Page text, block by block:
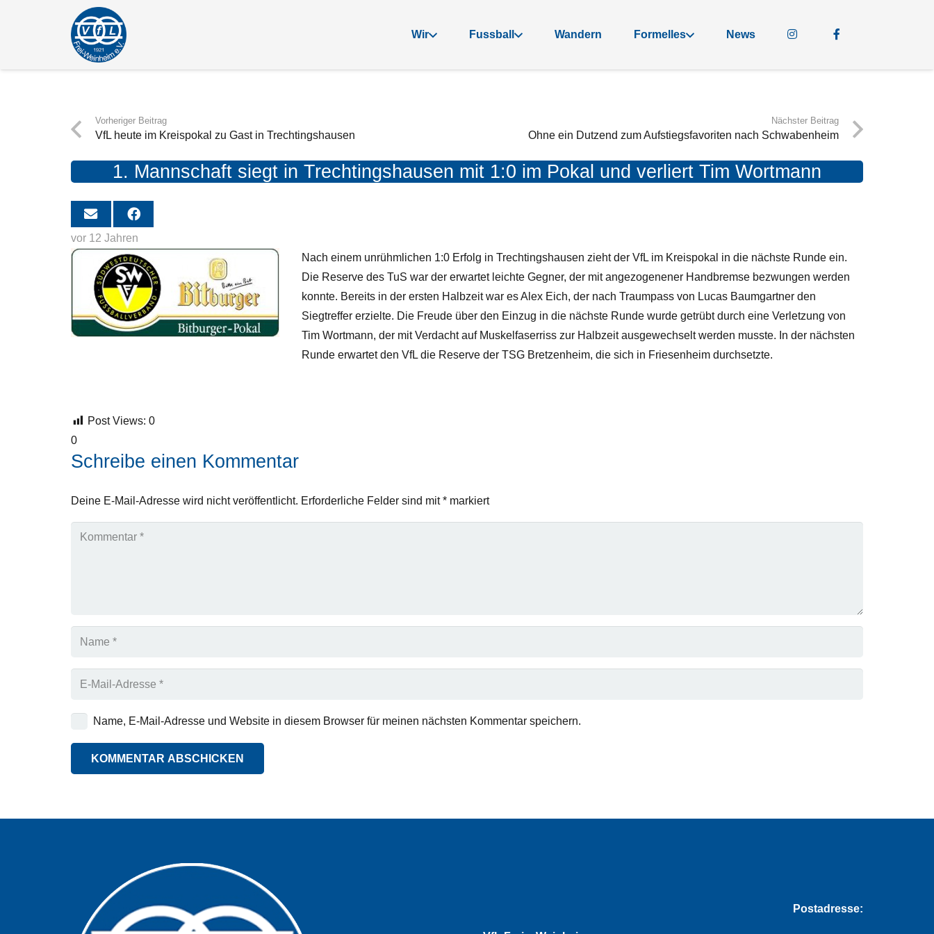
Wir Fussball Wandern Formelles News
Vorheriger Beitrag
VfL heute im Kreispokal zu Gast in Trechtingshausen
Nächster Beitrag
Ohne ein Dutzend zum Aufstiegsfavoriten nach Schwabenheim
1. Mannschaft siegt in Trechtingshausen mit 1:0 im Pokal und verliert Tim Wortmann
vor 12 Jahren
Nach einem unrühmlichen 1:0 Erfolg in Trechtingshausen zieht der VfL im Kreispokal in die nächste Runde ein.
Die Reserve des TuS war der erwartet leichte Gegner, der mit angezogenener Handbremse bezwungen werden
konnte. Bereits in der ersten Halbzeit war es Alex Eich, der nach Traumpass von Lucas Baumgartner den
Siegtreffer erzielte. Die Freude über den Einzug in die nächste Runde wurde getrübt durch eine Verletzung von
Tim Wortmann, der mit Verdacht auf Muskelfaserriss zur Halbzeit ausgewechselt werden musste. In der nächsten
Runde erwartet den VfL die Reserve der TSG Bretzenheim, die sich in Friesenheim durchsetzte.
Post Views: 0
0
Schreibe einen Kommentar
Deine E-Mail-Adresse wird nicht veröffentlicht. Erforderliche Felder sind mit* markiert
Name, E-Mail-Adresse und Website in diesem Browser für meinen nächsten Kommentar speichern.
KOMMENTAR ABSCHICKEN
Postadresse: